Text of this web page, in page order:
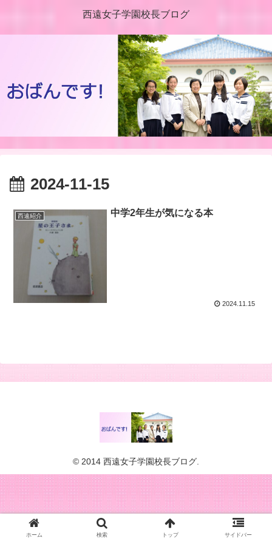
西遠女子学園校長ブログ
2024-11-15
西遠紹介 中学2年生が気になる本
2024.11.15
© 2014 西遠女子学園校長ブログ.
ホーム 検索 トップ サイドバー